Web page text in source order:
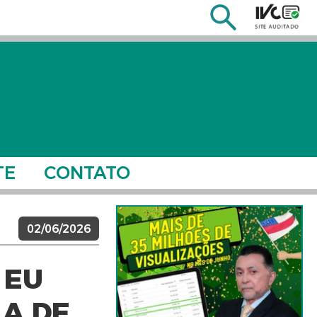
CONTATO
02/06/2026